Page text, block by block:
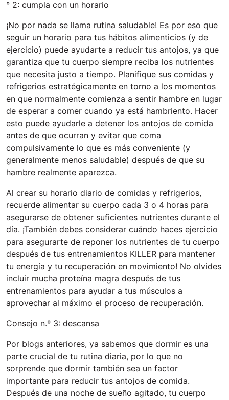
° 2: cumpla con un horario
¡No por nada se llama rutina saludable! Es por eso que
seguir un horario para tus hábitos alimenticios (y de
ejercicio) puede ayudarte a reducir tus antojos, ya que
garantiza que tu cuerpo siempre reciba los nutrientes
que necesita justo a tiempo. Planifique sus comidas y
refrigerios estratégicamente en torno a los momentos
en que normalmente comienza a sentir hambre en lugar
de esperar a comer cuando ya está hambriento. Hacer
esto puede ayudarle a detener los antojos de comida
antes de que ocurran y evitar que coma
compulsivamente lo que es más conveniente (y
generalmente menos saludable) después de que su
hambre realmente aparezca.
Al crear su horario diario de comidas y refrigerios,
recuerde alimentar su cuerpo cada 3 o 4 horas para
asegurarse de obtener suficientes nutrientes durante el
día. ¡También debes considerar cuándo haces ejercicio
para asegurarte de reponer los nutrientes de tu cuerpo
después de tus entrenamientos KILLER para mantener
tu energía y tu recuperación en movimiento! No olvides
incluir mucha proteína magra después de tus
entrenamientos para ayudar a tus músculos a
aprovechar al máximo el proceso de recuperación.
Consejo n.º 3: descansa
Por blogs anteriores, ya sabemos que dormir es una
parte crucial de tu rutina diaria, por lo que no
sorprende que dormir también sea un factor
importante para reducir tus antojos de comida.
Después de una noche de sueño agitado, tu cuerpo